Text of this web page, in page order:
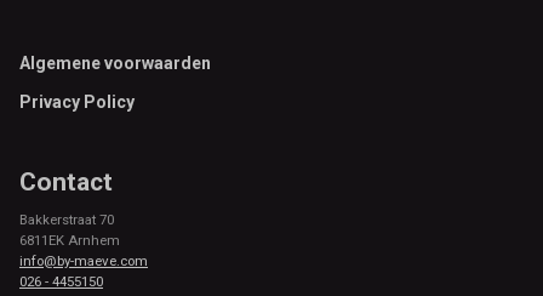
Footer
Algemene voorwaarden
Privacy Policy
Contact
Bakkerstraat 70
6811EK Arnhem
info@by-maeve.com
026 - 4455150